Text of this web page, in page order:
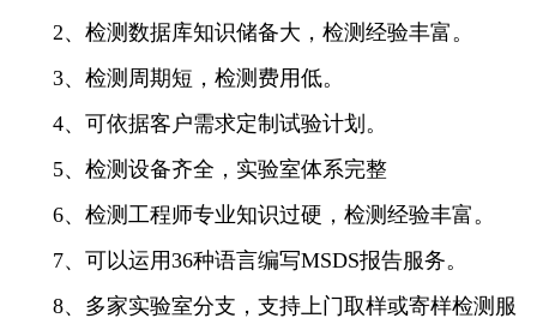
2、检测数据库知识储备大，检测经验丰富。
3、检测周期短，检测费用低。
4、可依据客户需求定制试验计划。
5、检测设备齐全，实验室体系完整
6、检测工程师专业知识过硬，检测经验丰富。
7、可以运用36种语言编写MSDS报告服务。
8、多家实验室分支，支持上门取样或寄样检测服